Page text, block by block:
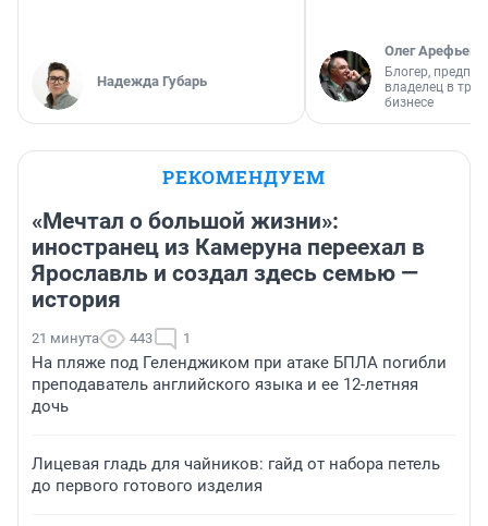
Надежда Губарь
Олег Арефьев
Блогер,
владелец в
бизнесе
РЕКОМЕНДУЕМ
«Мечтал о большой жизни»:
иностранец из Камеруна переехал в
Ярославль и создал здесь семью —
история
21 минута 443 1
На пляже под Геленджиком при атаке БПЛА погибли
преподаватель английского языка и ее 12-летняя
дочь
Лицевая гладь для чайников: гайд от набора петель
до первого готового изделия